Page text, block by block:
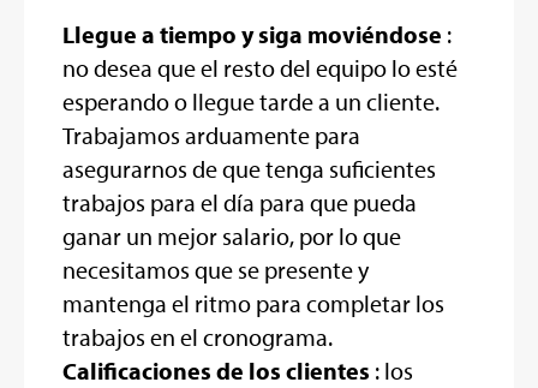
Llegue a tiempo y siga moviéndose :
no desea que el resto del equipo lo esté
esperando o llegue tarde a un cliente.
Trabajamos arduamente para
asegurarnos de que tenga suficientes
trabajos para el día para que pueda
ganar un mejor salario, por lo que
necesitamos que se presente y
mantenga el ritmo para completar los
trabajos en el cronograma.
Calificaciones de los clientes : los